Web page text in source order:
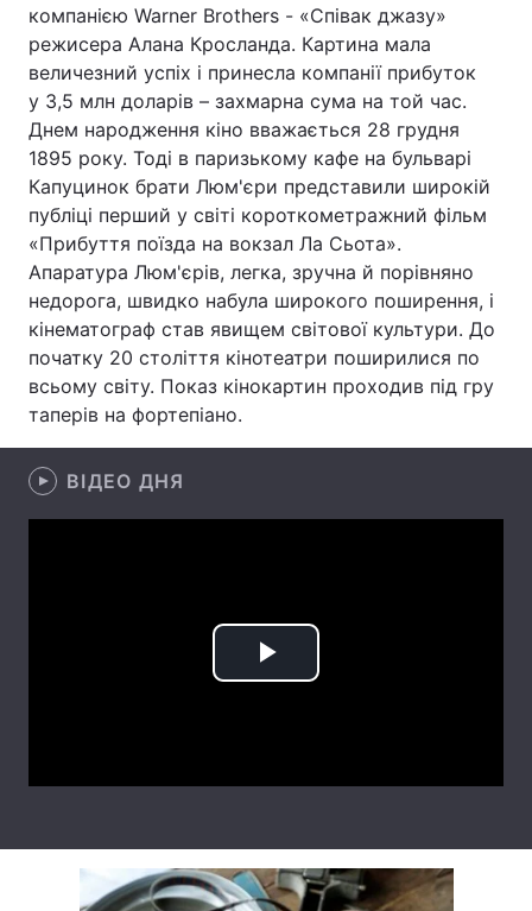
компанією Warner Brothers - «Співак джазу»
режисера Алана Кросланда. Картина мала
величезний успіх і принесла компанії прибуток
у 3,5 млн доларів – захмарна сума на той час.
Днем народження кіно вважається 28 грудня
1895 року. Тоді в паризькому кафе на бульварі
Капуцинок брати Люм'єри представили широкій
публіці перший у світі короткометражний фільм
«Прибуття поїзда на вокзал Ла Сьота».
Апаратура Люм'єрів, легка, зручна й порівняно
недорога, швидко набула широкого поширення, і
кінематограф став явищем світової культури. До
початку 20 століття кінотеатри поширилися по
всьому світу. Показ кінокартин проходив під гру
таперів на фортепіано.
ВІДЕО ДНЯ
Play